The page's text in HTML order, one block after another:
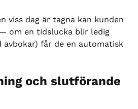
viss dag är tagna kan kunden
om en tidslucka blir ledig
avbokar) får de en automatisk
och slutförande